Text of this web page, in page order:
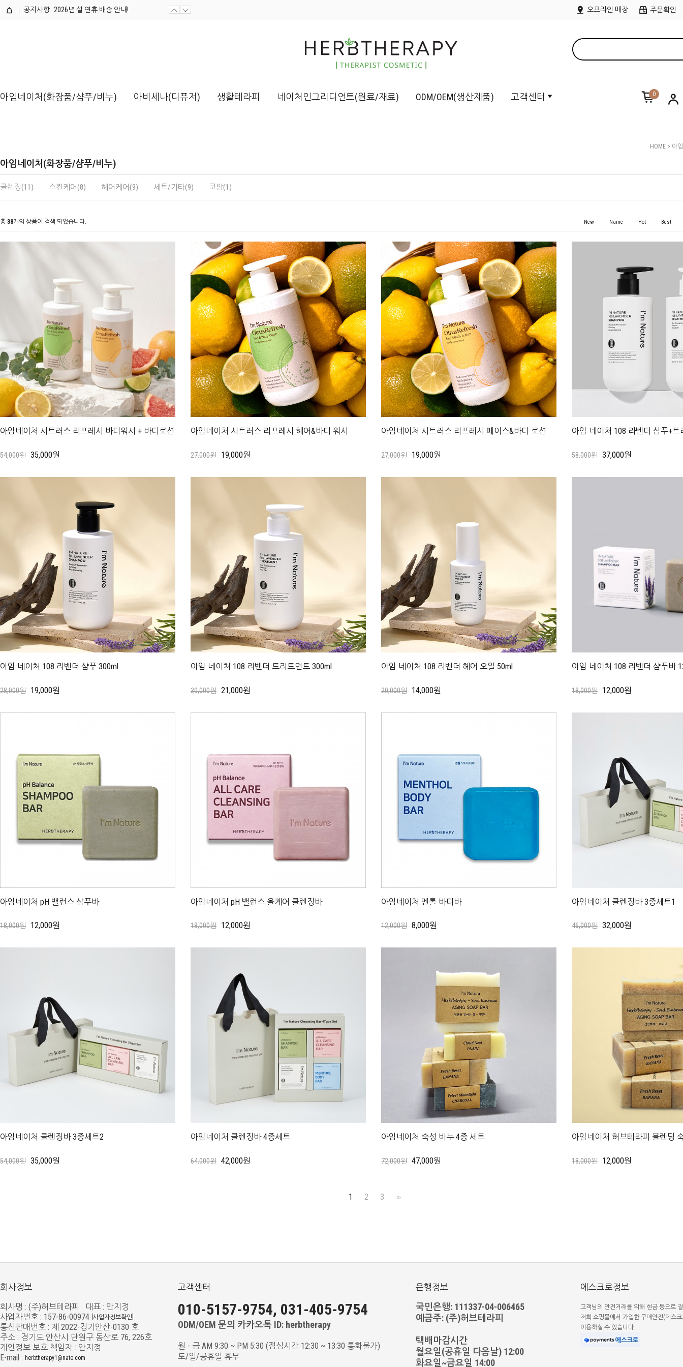
공지사항 2026년 설 연휴 배송 안내!
오프라인 매장 주문확인
아임네이처(화장품/샴푸/비누) 아비세나(디퓨저) 생활테라피 네이처인그리디언트(원료/재료) ODM/OEM(생산제품) 고객센터 0
HOME > 아
아임네이처(화장품/샴푸/비누)
클렌징(11) 스킨케어(8) 헤어케어(9) 세트/기타(9) 코밤(1)
총 38개의 상품이 검색 되었습니다. New Name Hot Best
아임네이처 시트러스 리프레시 바디워시 + 바디로션
54,000원 35,000원
아임네이처 시트러스 리프레시 헤어&바디 워시
27,000원 19,000원
아임네이처 시트러스 리프레시 페이스&바디 로션
27,000원 19,000원
아임 네이처 108 라벤더 샴푸+
58,000원 37,000원
아임 네이처 108 라벤더 샴푸 300ml
28,000원 19,000원
아임 네이처 108 라벤더 트리트먼트 300ml
30,000원 21,000원
아임 네이처 108 라벤더 헤어 오일 50ml
20,000원 14,000원
아임 네이처 108 라벤더 샴푸바
18,000원 12,000원
아임네이처 pH 밸런스 샴푸바
18,000원 12,000원
아임네이처 pH 밸런스 올케어 클렌징바
18,000원 12,000원
아임네이처 멘톨 바디바
12,000원 8,000원
아임네이처 클렌징바 3종세트1
46,000원 32,000원
아임네이처 클렌징바 3종세트2
54,000원 35,000원
아임네이처 클렌징바 4종세트
64,000원 42,000원
아임네이처 숙성 비누 4종 세트
72,000원 47,000원
아임네이처 허브테라피 블렌딩
18,000원 12,000원
1 2 3 >>
회사정보
회사명 : (주)허브테라피 대표 : 안지정
사업자번호 : 157-86-00974 [사업자정보확인]
통신판매번호 : 제 2022-경기안산-0130 호
주소 : 경기도 안산시 단원구 동산로 76, 226호
개인정보 보호 책임자 : 안지정
E-mail : herbtherapy1@nate.com
고객센터
010-5157-9754, 031-405-9754
ODM/OEM 문의 카카오톡 ID: herbtherapy
월 - 금 AM 9:30 ~ PM 5:30 (점심시간 12:30 ~ 13:30 통화불가)
토/일/공휴일 휴무
은행정보
국민은행: 111337-04-006465
예금주: (주)허브테라피
택배마감시간
월요일(공휴일 다음날) 12:00
화요일~금요일 14:00
에스크로정보
고객님의 안전거래를 위해 현금 등으로
저희 쇼핑몰에서 가입한 구매안전(에스
이용하실 수 있습니다.